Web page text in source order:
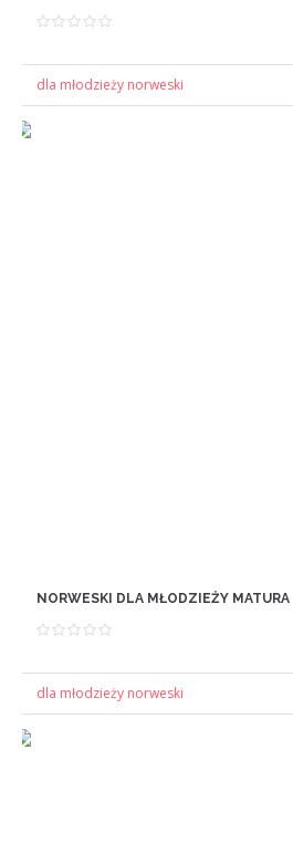
dla młodzieży norweski
NORWESKI DLA MŁODZIEŻY MATURA
dla młodzieży norweski